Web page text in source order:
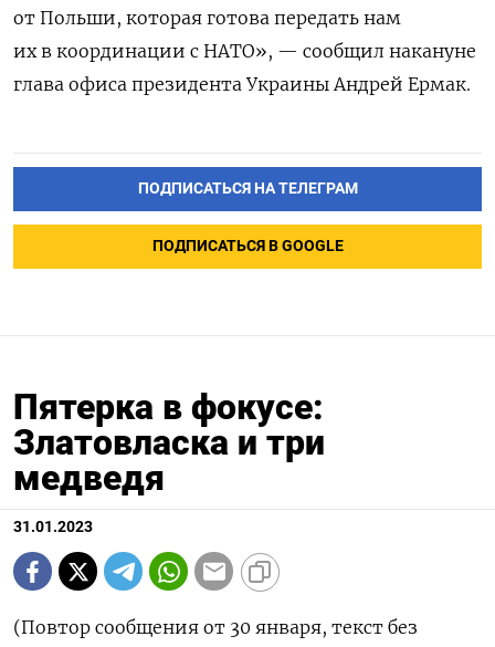
от Польши, которая готова передать нам
их в координации с НАТО», — сообщил накануне
глава офиса президента Украины Андрей Ермак.
ПОДПИСАТЬСЯ НА ТЕЛЕГРАМ
ПОДПИСАТЬСЯ В GOOGLE
Пятерка в фокусе:
Златовласка и три
медведя
31.01.2023
(Повтор сообщения от 30 января, текст без